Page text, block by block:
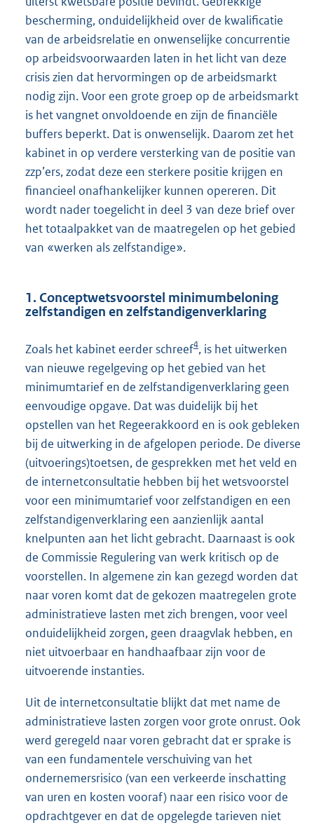
bescherming, onduidelijkheid over de kwalificatie
van de arbeidsrelatie en onwenselijke concurrentie
op arbeidsvoorwaarden laten in het licht van deze
crisis zien dat hervormingen op de arbeidsmarkt
nodig zijn. Voor een grote groep op de arbeidsmarkt
is het vangnet onvoldoende en zijn de financiële
buffers beperkt. Dat is onwenselijk. Daarom zet het
kabinet in op verdere versterking van de positie van
zzp’ers, zodat deze een sterkere positie krijgen en
financieel onafhankelijker kunnen opereren. Dit
wordt nader toegelicht in deel 3 van deze brief over
het totaalpakket van de maatregelen op het gebied
van «werken als zelfstandige».
1. Conceptwetsvoorstel minimumbeloning
zelfstandigen en zelfstandigenverklaring
Zoals het kabinet eerder schreef4, is het uitwerken
van nieuwe regelgeving op het gebied van het
minimumtarief en de zelfstandigenverklaring geen
eenvoudige opgave. Dat was duidelijk bij het
opstellen van het Regeerakkoord en is ook gebleken
bij de uitwerking in de afgelopen periode. De diverse
(uitvoerings)toetsen, de gesprekken met het veld en
de internetconsultatie hebben bij het wetsvoorstel
voor een minimumtarief voor zelfstandigen en een
zelfstandigenverklaring een aanzienlijk aantal
knelpunten aan het licht gebracht. Daarnaast is ook
de Commissie Regulering van werk kritisch op de
voorstellen. In algemene zin kan gezegd worden dat
naar voren komt dat de gekozen maatregelen grote
administratieve lasten met zich brengen, voor veel
onduidelijkheid zorgen, geen draagvlak hebben, en
niet uitvoerbaar en handhaafbaar zijn voor de
uitvoerende instanties.
Uit de internetconsultatie blijkt dat met name de
administratieve lasten zorgen voor grote onrust. Ook
werd geregeld naar voren gebracht dat er sprake is
van een fundamentele verschuiving van het
ondernemersrisico (van een verkeerde inschatting
van uren en kosten vooraf) naar een risico voor de
opdrachtgever en dat de opgelegde tarieven niet